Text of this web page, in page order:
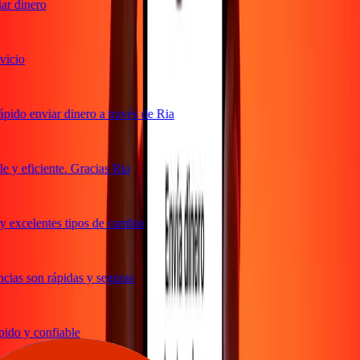
dinero
enviar dinero a través de Ria
eficiente. Gracias Ria
tipos de cambio
son rápidas y seguras
y confiable